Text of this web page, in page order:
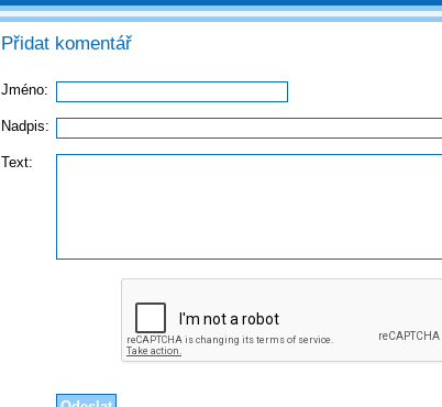
Přidat komentář
Jméno:
Nadpis:
Text: